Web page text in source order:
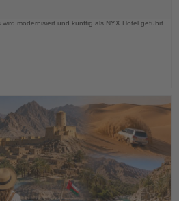
modernisiert und künftig als NYX Hotel geführt